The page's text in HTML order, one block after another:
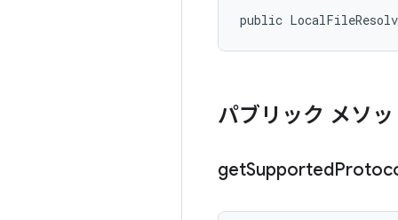
public
パブリック メソッ
getSupported